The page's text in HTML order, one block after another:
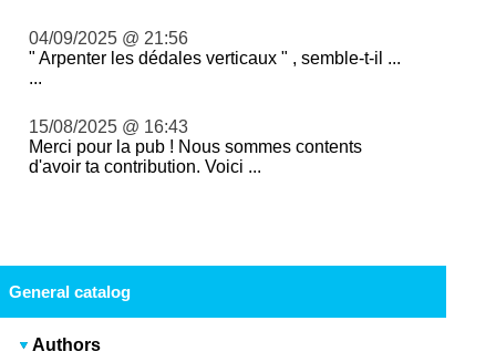
04/09/2025 @ 21:56
" Arpenter les dédales verticaux " , semble-t-il ...
...
15/08/2025 @ 16:43
Merci pour la pub ! Nous sommes contents
d'avoir ta contribution. Voici ...
General catalog
Authors